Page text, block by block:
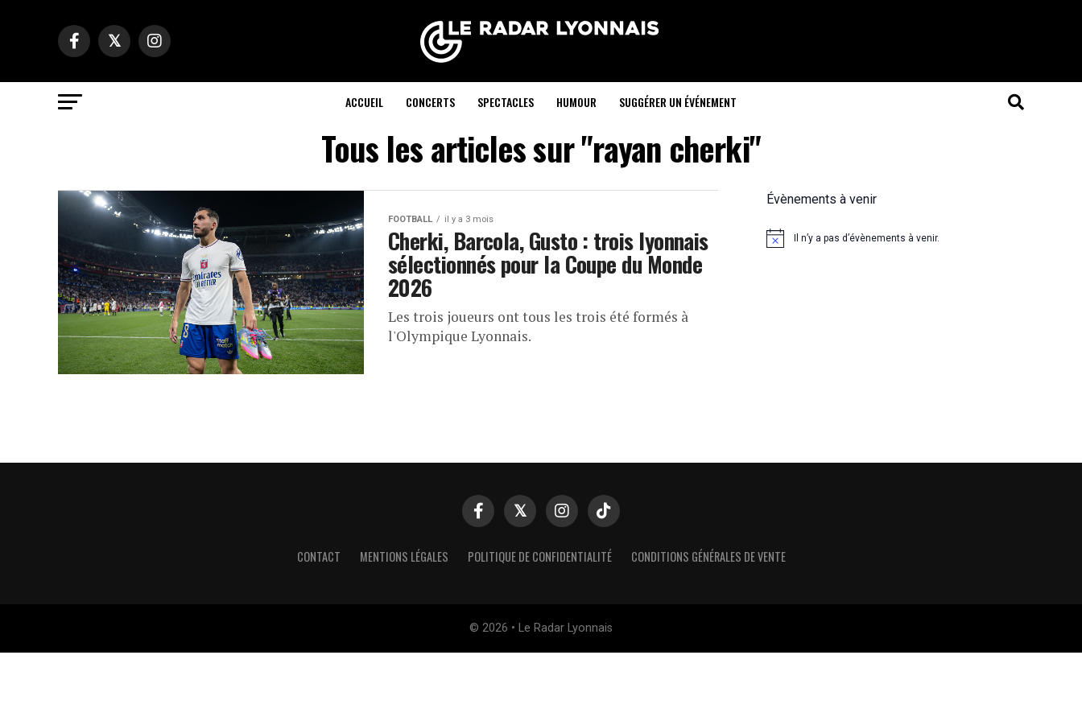
ACCUEIL CONCERTS SPECTACLES HUMOUR SUGGÉRER UN ÉVÉNEMENT
Tous les articles sur "rayan cherki"
FOOTBALL il y a 3 mois
Cherki, Barcola, Gusto : trois lyonnais
sélectionnés pour la Coupe du Monde
2026
Les trois joueurs ont tous les trois été formés à
l'Olympique Lyonnais.
Évènements à venir
Notice Il n’y a pas d’évènements à venir.
CONTACT MENTIONS LÉGALES POLITIQUE DE CONFIDENTIALITÉ CONDITIONS GÉNÉRALES DE VENTE
© 2026 • Le Radar Lyonnais